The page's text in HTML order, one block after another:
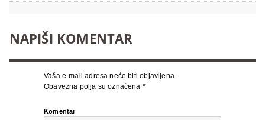
NAPIŠI KOMENTAR
Vaša e-mail adresa neće biti objavljena.
Obavezna polja su označena *
Komentar